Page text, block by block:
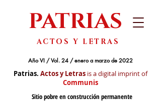
PATRIAS
Sitio pobre en construcción permanente
ACTOS Y LETRAS
Año VI / Vol. 24 / enero a marzo de 2022
Patrias. Actos y Letras is a digital imprint of
Communis